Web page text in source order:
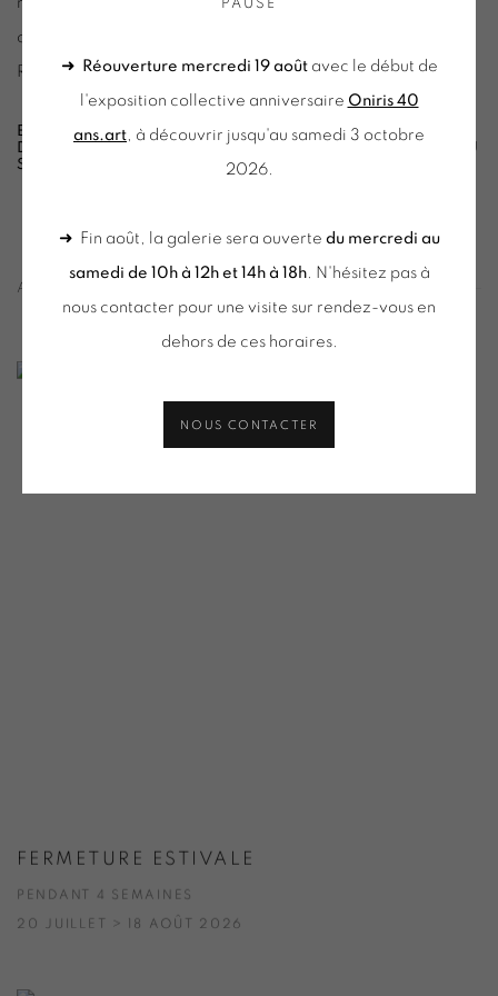
comme l'une des principales galeries d'art contemporain à
Rennes.
EXPOSITION DE GROUPE "ONIRIS 40 ANS",
DÉCOUVRIR À RENNES DU MERCREDI 19 AOÛT AU
SAMEDI 03 OCTOBRE 2026
ACTUALITÉS
FERMETURE ESTIVALE
PENDANT 4 SEMAINES
20 JUILLET > 18 AOÛT 2026
PAUSE
➜ Réouverture mercredi 19 aoûtavec le début de
l'exposition collective anniversaire Oniris 40
ans.art, à découvrir jusqu'au samedi 3 octobre
2026.
➜ Fin août, la galerie sera ouverte du mercredi au
samedi de 10h à 12h et 14h à 18h. N'hésitez pas à
nous contacter pour une visite sur rendez-vous en
dehors de ces horaires.
NOUS CONTACTER